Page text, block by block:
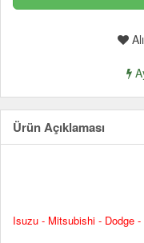
Ürün Açıklaması
Isuzu - Mitsubishi - Dodge